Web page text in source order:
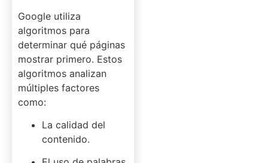
Google utiliza
algoritmos para
determinar qué páginas
mostrar primero. Estos
algoritmos analizan
múltiples factores
como:
La calidad del
contenido.